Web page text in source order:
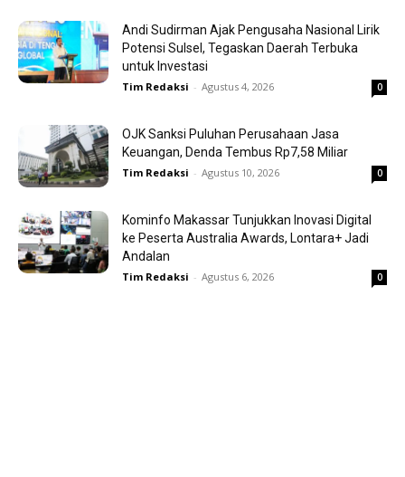
Andi Sudirman Ajak Pengusaha Nasional Lirik
Potensi Sulsel, Tegaskan Daerah Terbuka
untuk Investasi
Tim Redaksi - Agustus 4, 2026 0
OJK Sanksi Puluhan Perusahaan Jasa
Keuangan, Denda Tembus Rp7,58 Miliar
Tim Redaksi - Agustus 10, 2026 0
Kominfo Makassar Tunjukkan Inovasi Digital
ke Peserta Australia Awards, Lontara+ Jadi
Andalan
Tim Redaksi - Agustus 6, 2026 0